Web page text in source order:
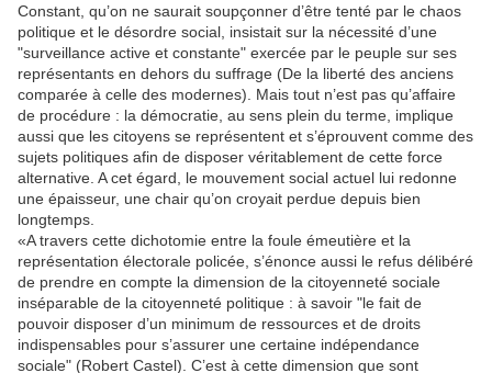
Constant, qu’on ne saurait soupçonner d’être tenté par le chaos
politique et le désordre social, insistait sur la nécessité d’une
"surveillance active et constante" exercée par le peuple sur ses
représentants en dehors du suffrage (De la liberté des anciens
comparée à celle des modernes). Mais tout n’est pas qu’affaire
de procédure : la démocratie, au sens plein du terme, implique
aussi que les citoyens se représentent et s’éprouvent comme des
sujets politiques afin de disposer véritablement de cette force
alternative. A cet égard, le mouvement social actuel lui redonne
une épaisseur, une chair qu’on croyait perdue depuis bien
longtemps.
«A travers cette dichotomie entre la foule émeutière et la
représentation électorale policée, s’énonce aussi le refus délibéré
de prendre en compte la dimension de la citoyenneté sociale
inséparable de la citoyenneté politique : à savoir "le fait de
pouvoir disposer d’un minimum de ressources et de droits
indispensables pour s’assurer une certaine indépendance
sociale" (Robert Castel). C’est à cette dimension que sont